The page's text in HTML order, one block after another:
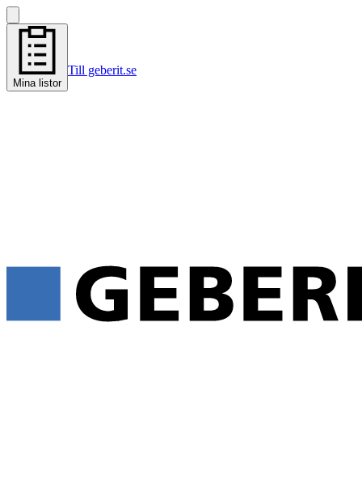
Mina listor
Till geberit.se